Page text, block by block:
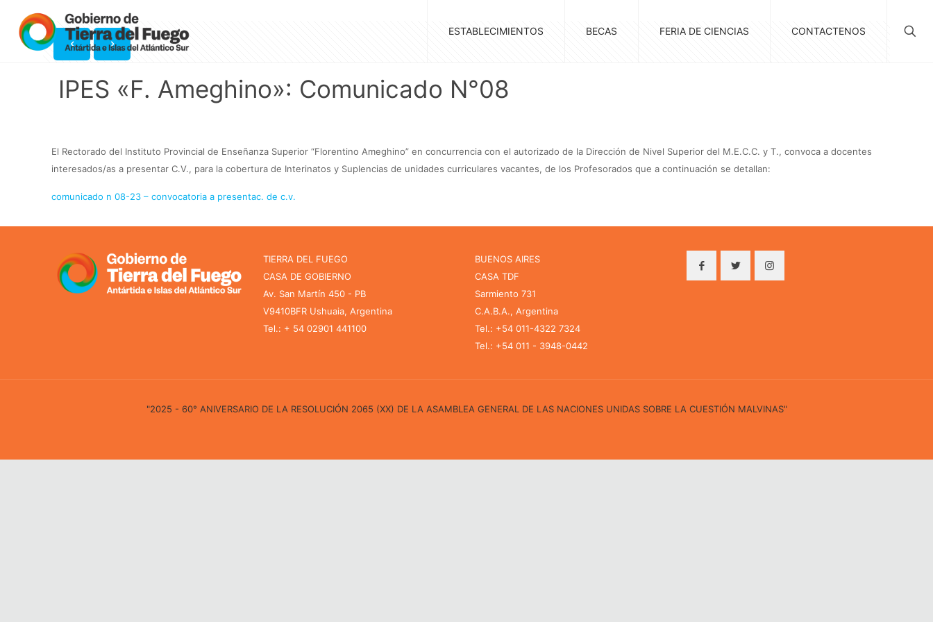
ESTABLECIMIENTOS BECAS FERIA DE CIENCIAS CONTACTENOS
IPES «F. Ameghino»: Comunicado N°08
El Rectorado del Instituto Provincial de Enseñanza Superior “Florentino Ameghino” en concurrencia con el autorizado de la Dirección de Nivel Superior del M.E.C.C. y T., convoca a docentes
interesados/as a presentar C.V., para la cobertura de Interinatos y Suplencias de unidades curriculares vacantes, de los Profesorados que a continuación se detallan:
comunicado n 08-23 – convocatoria a presentac. de c.v.
TIERRA DEL FUEGO
CASA DE GOBIERNO
Av. San Martín 450 - PB
V9410BFR Ushuaia, Argentina
Tel.: + 54 02901 441100
BUENOS AIRES
CASA TDF
Sarmiento 731
C.A.B.A., Argentina
Tel.: +54 011-4322 7324
Tel.: +54 011 - 3948-0442
"2025 - 60° ANIVERSARIO DE LA RESOLUCIÓN 2065 (XX) DE LA ASAMBLEA GENERAL DE LAS NACIONES UNIDAS SOBRE LA CUESTIÓN MALVINAS"